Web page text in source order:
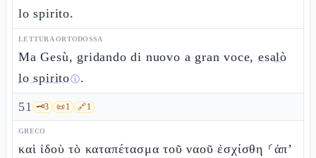
lo spirito.
LETTURA ORTODOSSA
Ma Gesù, gridando di nuovo a gran voce, esalò
lo spiritoⓘ.
51 🗝️3 📜1 🔗1
GRECO
καὶ ἰδοὺ τὸ καταπέτασμα τοῦ ναοῦ ἐσχίσθη ⸂ἀπ’